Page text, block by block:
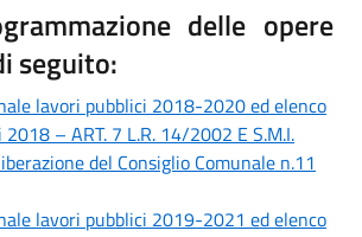
delle opere
seguito:
lavori pubblici 2018-2020 ed elenco
– ART. 7 L.R. 14/2002 E S.M.I.
del Consiglio Comunale n.11
lavori pubblici 2019-2021 ed elenco